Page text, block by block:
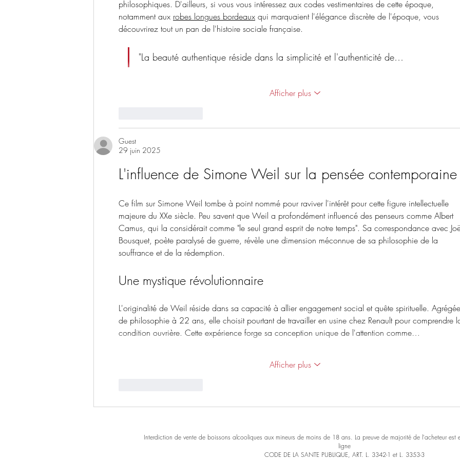
philosophiques. D'ailleurs, si vous vous intéressez aux codes vestimentaires de cette époque,
notamment aux robes longues bordeaux qui marquaient l'élégance discrète de l'époque, vous
découvrirez tout un pan de l'histoire sociale française.
"La beauté authentique réside dans la simplicité et l'authenticité de…
Afficher plus
Guest
29 juin 2025
L'influence de Simone Weil sur la pensée contemporaine
Ce film sur Simone Weil tombe à point nommé pour raviver l'intérêt pour cette figure intellectuelle
majeure du XXe siècle. Peu savent que Weil a profondément influencé des penseurs comme Albert
Camus, qui la considérait comme "le seul grand esprit de notre temps". Sa correspondance avec
Bousquet, poète paralysé de guerre, révèle une dimension méconnue de sa philosophie de la
souffrance et de la rédemption.
Une mystique révolutionnaire
L'originalité de Weil réside dans sa capacité à allier engagement social et quête spirituelle.
de philosophie à 22 ans, elle choisit pourtant de travailler en usine chez Renault pour comprendre
condition ouvrière. Cette expérience forge sa conception unique de l'attention comme…
Afficher plus
Interdiction de vente de boissons alcooliques aux mineurs de moins de 18 ans. La preuve de majorité de l'acheteur est
ligne
CODE DE LA SANTE PUBLIQUE, ART. L. 3342-1 et L. 3353-3